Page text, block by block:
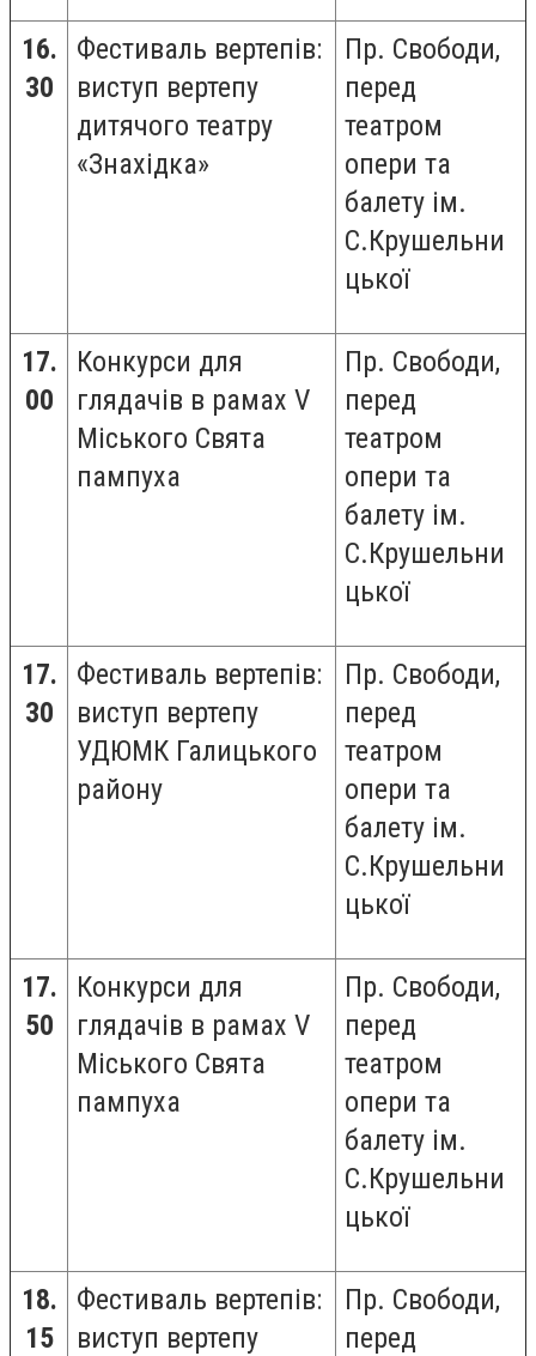
16.
30
Фестиваль вертепів:
виступ вертепу
дитячого театру
«Знахідка»
Пр. Свободи,
перед
театром
опери та
балету ім.
С.Крушельни
цької
17.
00
Конкурси для
глядачів в рамах V
Міського Свята
пампуха
Пр. Свободи,
перед
театром
опери та
балету ім.
С.Крушельни
цької
17.
30
Фестиваль вертепів:
виступ вертепу
УДЮМК Галицького
району
Пр. Свободи,
перед
театром
опери та
балету ім.
С.Крушельни
цької
17.
50
Конкурси для
глядачів в рамах V
Міського Свята
пампуха
Пр. Свободи,
перед
театром
опери та
балету ім.
С.Крушельни
цької
18.
15
Фестиваль вертепів:
виступ вертепу
Пр. Свободи,
перед